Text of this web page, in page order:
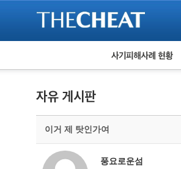
피해사례 현황
유해사이트 목록
비공개 피해사례
이거 제 탓인가여
풍요로운섬